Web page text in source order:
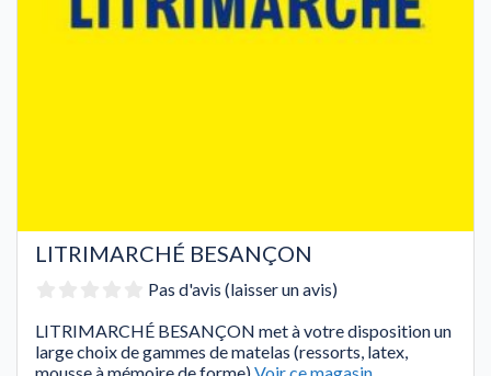
LITRIMARCHÉ BESANÇON
Pas d'avis (laisser un avis)
LITRIMARCHÉ BESANÇON met à votre disposition un
large choix de gammes de matelas (ressorts, latex,